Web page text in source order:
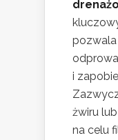
pozwala
i
żwiru
na celu